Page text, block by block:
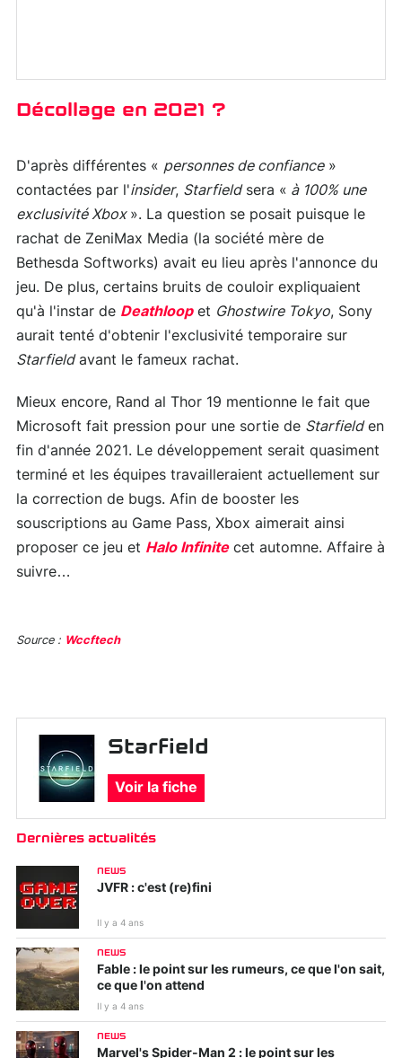
Décollage en 2021 ?
D'après différentes « personnes de confiance»
contactées par l'insider, Starfieldsera « à 100% une
exclusivité Xbox ». La question se posait puisque le
rachat de ZeniMax Media (la société mère de
Bethesda Softworks) avait eu lieu après l'annonce du
jeu. De plus, certains bruits de couloir expliquaient
qu'à l'instar de Deathloopet Ghostwire Tokyo, Sony
aurait tenté d'obtenir l'exclusivité temporaire sur
Starfieldavant le fameux rachat.
Mieux encore, Rand al Thor 19 mentionne le fait que
Microsoft fait pression pour une sortie de Starfielden
fin d'année 2021. Le développement serait quasiment
terminé et les équipes travailleraient actuellement sur
la correction de bugs. Afin de booster les
souscriptions au Game Pass, Xbox aimerait ainsi
proposer ce jeu et Halo Infinitecet automne. Affaire à
suivre…
Source : Wccftech
Starfield
Voir la fiche
Dernières actualités
NEWS
JVFR : c'est (re)fini
Il y a 4 ans
NEWS
Fable : le point sur les rumeurs, ce que l'on sait,
ce que l'on attend
Il y a 4 ans
NEWS
Marvel's Spider-Man 2 : le point sur les